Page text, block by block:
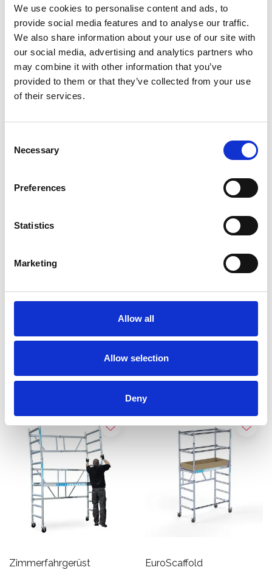
We use cookies to personalise content and ads, to
provide social media features and to analyse our traffic.
We also share information about your use of our site with
our social media, advertising and analytics partners who
may combine it with other information that you’ve
provided to them or that they’ve collected from your use
of their services.
Selection
Necessary
Preferences
Statistics
Marketing
Allow all
Allow selection
Deny
MwSt
Produkt anzeigen
MwSt
Produkt anzeigen
Mehr als 10.000 zufriedene
44 Power 4400
MwSt
Produkt anzeigen
Treppe
Produkt anzeigen
Zimmerfahrgerüst
EuroScaffold